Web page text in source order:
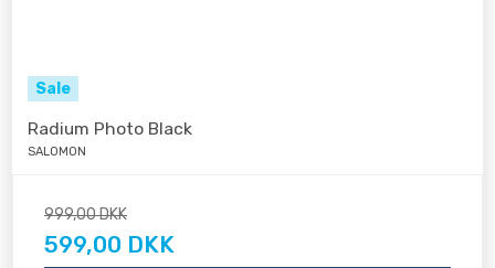
Sale
Radium Photo Black
SALOMON
999,00 DKK
599,00 DKK